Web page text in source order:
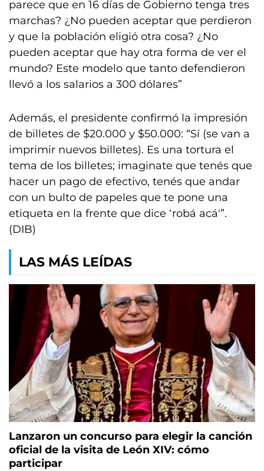
parece que en 16 días de Gobierno tenga tres
marchas? ¿No pueden aceptar que perdieron
y que la población eligió otra cosa? ¿No
pueden aceptar que hay otra forma de ver el
mundo? Este modelo que tanto defendieron
llevó a los salarios a 300 dólares”
Además, el presidente confirmó la impresión
de billetes de $20.000 y $50.000: “Sí (se van a
imprimir nuevos billetes). Es una tortura el
tema de los billetes; imaginate que tenés que
hacer un pago de efectivo, tenés que andar
con un bulto de papeles que te pone una
etiqueta en la frente que dice ‘robá acá'”.
(DIB)
LAS MÁS LEÍDAS
Lanzaron un concurso para elegir la canción
oficial de la visita de León XIV: cómo
participar